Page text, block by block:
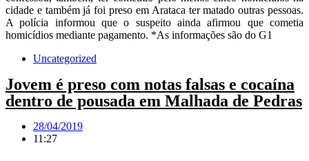
cidade e também já foi preso em Arataca ter matado outras pessoas.
A polícia informou que o suspeito ainda afirmou que cometia
homicídios mediante pagamento. *As informações são do G1
Uncategorized
Jovem é preso com notas falsas e cocaína
dentro de pousada em Malhada de Pedras
28/04/2019
11:27